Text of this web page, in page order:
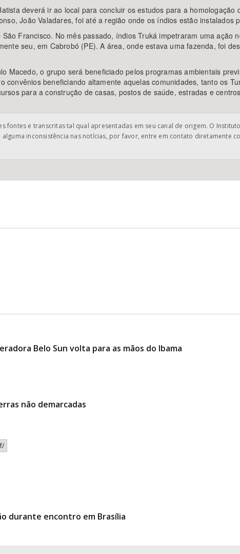
deverá ir ao local para concluir os estudos para a homologação
João Valadares, foi até a região onde os índios estão instalados
Francisco. No mês passado, índios Truká impetraram uma ação
seu, em Cabrobó (PE). A área, onde estava uma fazenda, foi
Macedo, o grupo será beneficiado pelos programas ambientais
beneficiando altamente aquelas comunidades, tanto os
para a construção de casas, postos de saúde, estradas e
e transcritas tal qual apresentadas em seu canal de origem. O
inconsistência nas notícias, por favor, entre em contato diretamente
Belo Sun volta para as mãos do Ibama
não demarcadas
durante encontro em Brasília